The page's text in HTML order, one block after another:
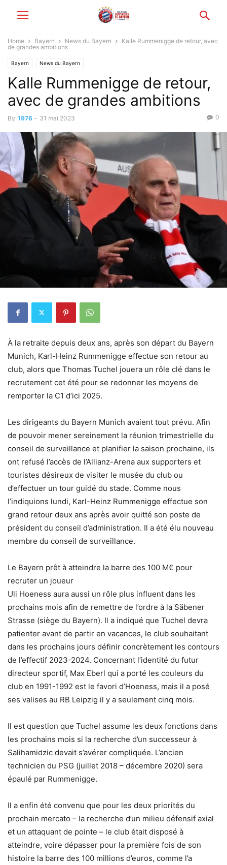
Home Bayern News du Bayern
Kalle Rummenigge de retour, avec
de grandes ambitions
Bayern News du Bayern
Kalle Rummenigge de retour,
avec de grandes ambitions
By 1976 - 31 mai 2023 0
À la retraite depuis deux ans, après son départ du Bayern
Munich, Karl-Heinz Rummenigge effectue son retour au
club, alors que Thomas Tuchel jouera un rôle clé dans le
recrutement cet été pour se redonner les moyens de
remporter la C1 d’ici 2025.
Les dirigeants du Bayern Munich avaient tout prévu. Afin
de pouvoir mener sereinement la réunion trimestrielle du
conseil de surveillance et planifier la saison prochaine, ils
ont refusé l’accès de l’Allianz-Arena aux supporters et
touristes désireux de visiter le musée du club ou
d’effectuer un tour guidé du stade. Comme nous
l’indiquions lundi, Karl-Heinz Rummenigge effectue son
grand retour deux ans après avoir quitté son poste de
président du conseil d’administration. Il a été élu nouveau
membre du conseil de surveillance.
Le Bayern prêt à atteindre la barre des 100 M€ pour
recruter un joueur
Uli Hoeness aura aussi un rôle plus influent dans les
prochains mois afin de remettre de l’ordre à la Säbener
Strasse (siège du Bayern). Il a indiqué que Tuchel devra
patienter avant de partir en vacances, le club souhaitant
dans les prochains jours définir concrètement les contours
de l’effectif 2023-2024. Concernant l’identité du futur
directeur sportif, Max Eberl qui a porté les couleurs du
club en 1991-1992 est le favori d’Hoeness, mais il a posé
ses valises au RB Leipzig il y a seulement cinq mois.
Il est question que Tuchel assume les deux fonctions dans
les prochains mois si la recherche d’un successeur à
Salihamidzic devait s’avérer compliquée. L’ancien
technicien du PSG (juillet 2018 – décembre 2020) sera
épaulé par Rummenigge.
Il a enfin été convenu que pour les deux priorités du
prochain mercato – la recherche d’un milieu défensif axial
et un attaquant de pointe – le club était disposé à
atteindre, voire dépasser pour la première fois de son
histoire la barre des 100 millions d’euros, comme l’a